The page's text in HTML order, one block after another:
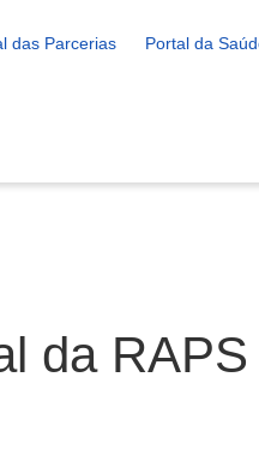
das Parcerias Portal da
da